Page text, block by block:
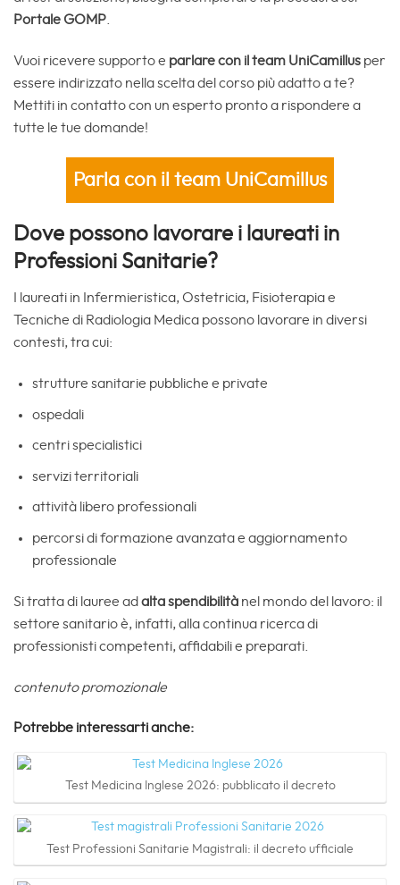
Portale GOMP
Vuoi ricevere supporto e parlare con il team UniCamillus per
essere indirizzato nella scelta del corso più adatto a te?
Mettiti in contatto con un esperto pronto a rispondere a
tutte le tue domande!
Parla con il team UniCamillus
Dove possono lavorare i laureati in
Professioni Sanitarie?
I laureati in Infermieristica, Ostetricia, Fisioterapia e
Tecniche di Radiologia Medica possono lavorare in diversi
contesti, tra cui:
strutture sanitarie pubbliche e private
ospedali
centri specialistici
servizi territoriali
attività libero professionali
percorsi di formazione avanzata e aggiornamento
professionale
Si tratta di lauree ad alta spendibilità nel mondo del lavoro: il
settore sanitario è, infatti, alla continua ricerca di
professionisti competenti, affidabili e preparati.
contenuto promozionale
Potrebbe interessarti anche:
Test Medicina Inglese 2026: pubblicato il decreto
Test Professioni Sanitarie Magistrali: il decreto ufficiale